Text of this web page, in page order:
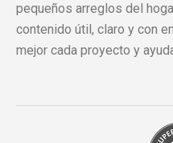
pequeños arreglos del
contenido útil, claro y con
mejor cada proyecto y